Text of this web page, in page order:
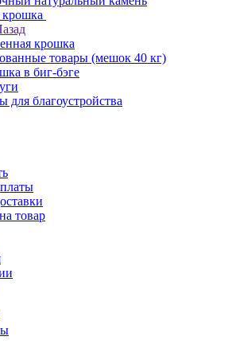
крошка
товары (мешок 40 кг)
в биг-бэге
для благоустройства
товар